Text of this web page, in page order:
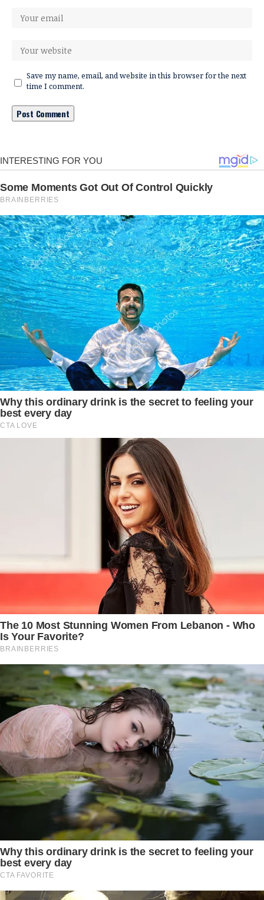
Save my name, email, and website in this browser for the next
time I comment.